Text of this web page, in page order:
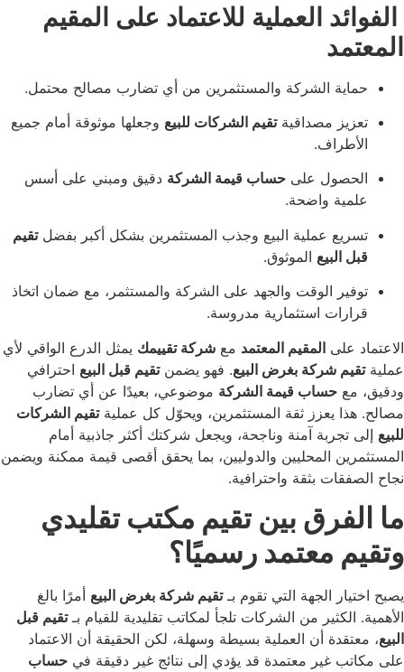
العملية للاعتماد على المقيم
الشركة والمستثمرين من أي تضارب مصالح محتمل.
مصداقية تقيم الشركات للبيعوجعلها موثوقة أمام جميع
علىحساب قيمة الشركةدقيق ومبني على أسس
واضحة.
عملية البيع وجذب المستثمرين بشكل أكبر بفضلتقيم
الموثوق.
الوقت والجهد على الشركة والمستثمر، مع ضمان اتخاذ
استثمارية مدروسة.
المقيم المعتمدمعشركة تقييمكيمثل الدرع الواقي لأي
شركة بغرض البيع. فهو يضمنتقيم قبل البيعاحترافي
حساب قيمة الشركةموضوعي، بعيدًا عن أي تضارب
يعزز ثقة المستثمرين، ويحوّل كل عمليةتقيم الشركات
آمنة وناجحة، ويجعل شركتك أكثر جاذبية أمام
المحليين والدوليين، بما يحقق أقصى قيمة ممكنة ويضمن
بثقة واحترافية.
بين تقيم مكتب تقليدي
معتمد رسميًا؟
الجهة التي تقوم بـتقيم شركة بغرض البيعأمرًا بالغ
من الشركات تلجأ لمكاتب تقليدية للقيام بـتقيم قبل
أن العملية بسيطة وسهلة، لكن الحقيقة أن الاعتماد
غير معتمدة قد يؤدي إلى نتائج غير دقيقة فيحساب